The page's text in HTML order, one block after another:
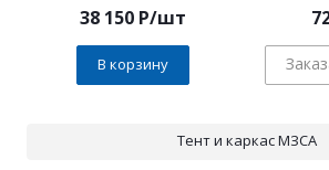
38 150 P/шт
В корзину
Тент и каркас МЗСА